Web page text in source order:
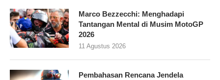
Marco Bezzecchi: Menghadapi
Tantangan Mental di Musim MotoGP
2026
11 Agustus 2026
Pembahasan Rencana Jendela